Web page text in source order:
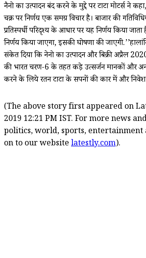
नैनो का उत्पादन बंद करने के मुद्दे पर टाटा मोटर्स ने
चक्र पर निर्णय एक समग्र विचार है। बाजार की
प्रतिस्पर्धी परिदृश्य के आधार पर यह निर्णय किया
निर्णय किया जाएगा, इसकी घोषणा की
संकेत दिया कि नेनो का उत्पादन और बिक्री अप्रैल 2020
की भारत चरण-6 के तहत कड़े उत्सर्जन मानकों और
करने के लिये रतन टाटा के सपनों की कार में और निवेश
(The above story first appeared on
2019 12:21 PM IST. For more news
politics, world, sports, entertainment
on to our website latestly.com).